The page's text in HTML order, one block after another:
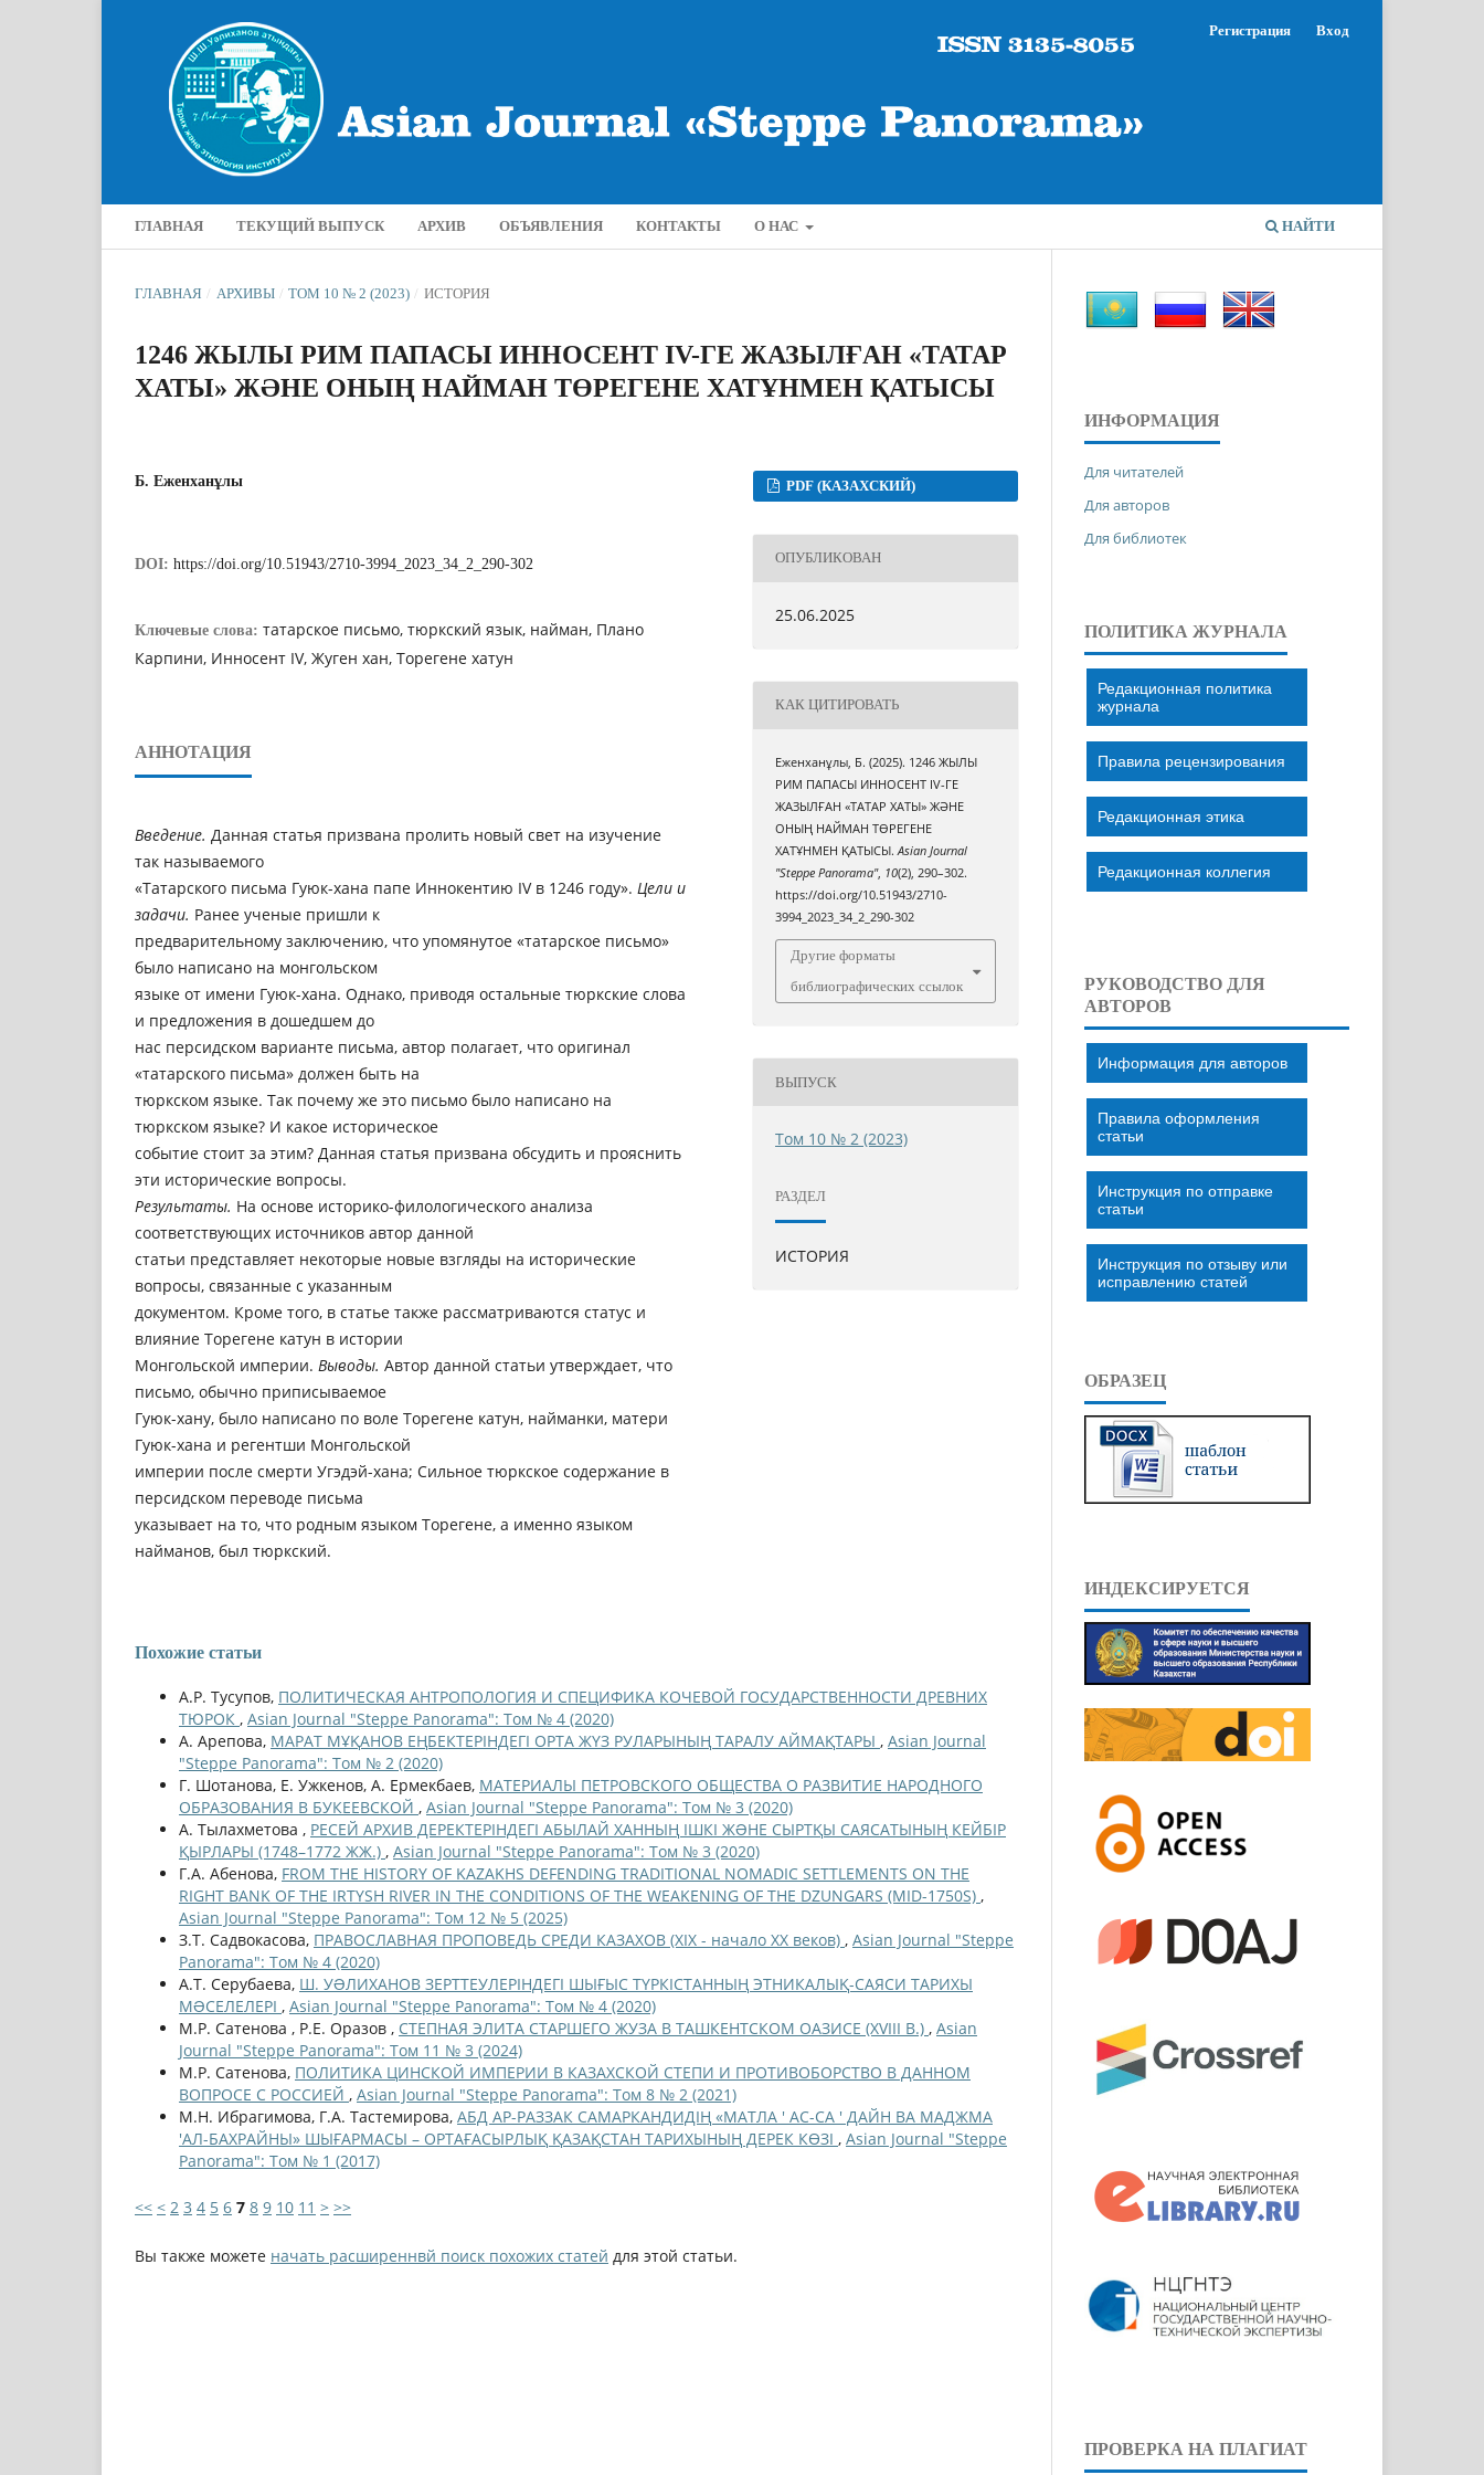
ГЛАВНАЯ ТЕКУЩИЙ ВЫПУСК АРХИВ ОБЪЯВЛЕНИЯ КОНТАКТЫ О НАС НАЙТИ
Регистрация Вход
ГЛАВНАЯ / АРХИВЫ / ТОМ 10 № 2 (2023) / ИСТОРИЯ
1246 ЖЫЛЫ РИМ ПАПАСЫ ИННОСЕНТ IV-ГЕ ЖАЗЫЛҒАН «ТАТАР
ХАТЫ» ЖӘНЕ ОНЫҢ НАЙМАН ТӨРЕГЕНЕ ХАТҰНМЕН ҚАТЫСЫ
Б. Еженханұлы
DOI: https://doi.org/10.51943/2710-3994_2023_34_2_290-302
Ключевые слова: татарское письмо, тюркский язык, найман, Плано
Карпини, Инносент IV, Жуген хан, Торегене хатун
АННОТАЦИЯ
Введение. Данная статья призвана пролить новый свет на изучение
так называемого
«Татарского письма Гуюк-хана папе Иннокентию IV в 1246 году». Цели и
задачи. Ранее ученые пришли к
предварительному заключению, что упомянутое «татарское письмо»
было написано на монгольском
языке от имени Гуюк-хана. Однако, приводя остальные тюркские слова
и предложения в дошедшем до
нас персидском варианте письма, автор полагает, что оригинал
«татарского письма» должен быть на
тюркском языке. Так почему же это письмо было написано на
тюркском языке? И какое историческое
событие стоит за этим? Данная статья призвана обсудить и прояснить
эти исторические вопросы.
Результаты. На основе историко-филологического анализа
соответствующих источников автор данной
статьи представляет некоторые новые взгляды на исторические
вопросы, связанные с указанным
документом. Кроме того, в статье также рассматриваются статус и
влияние Торегене катун в истории
Монгольской империи. Выводы. Автор данной статьи утверждает, что
письмо, обычно приписываемое
Гуюк-хану, было написано по воле Торегене катун, найманки, матери
Гуюк-хана и регентши Монгольской
империи после смерти Угэдэй-хана; Сильное тюркское содержание в
персидском переводе письма
указывает на то, что родным языком Торегене, а именно языком
найманов, был тюркский.
PDF (КАЗАХСКИЙ)
ОПУБЛИКОВАН
25.06.2025
КАК ЦИТИРОВАТЬ
Еженханұлы, Б. (2025). 1246 ЖЫЛЫ
РИМ ПАПАСЫ ИННОСЕНТ IV-ГЕ
ЖАЗЫЛҒАН «ТАТАР ХАТЫ» ЖӘНЕ
ОНЫҢ НАЙМАН ТӨРЕГЕНЕ
ХАТҰНМЕН ҚАТЫСЫ.Asian Journal
"Steppe Panorama", 10(2), 290–302.
https://doi.org/10.51943/2710-
3994_2023_34_2_290-302
Другие форматы
библиографических ссылок
ВЫПУСК
Том 10 № 2 (2023)
РАЗДЕЛ
ИСТОРИЯ
Похожие статьи
А.Р. Тусупов, ПОЛИТИЧЕСКАЯ АНТРОПОЛОГИЯ И СПЕЦИФИКА КОЧЕВОЙ ГОСУДАРСТВЕННОСТИ ДРЕВНИХ
ТЮРОК , Asian Journal "Steppe Panorama": Том № 4 (2020)
А. Арепова, МАРАТ МҰҚАНОВ ЕҢБЕКТЕРІНДЕГІ ОРТА ЖҮЗ РУЛАРЫНЫҢ ТАРАЛУ АЙМАҚТАРЫ , Asian Journal
"Steppe Panorama": Том № 2 (2020)
Г. Шотанова, Е. Ужкенов, А. Ермекбаев, МАТЕРИАЛЫ ПЕТРОВСКОГО ОБЩЕСТВА О РАЗВИТИЕ НАРОДНОГО
ОБРАЗОВАНИЯ В БУКЕЕВСКОЙ , Asian Journal "Steppe Panorama": Том № 3 (2020)
А. Тылахметова , РЕСЕЙ АРХИВ ДЕРЕКТЕРІНДЕГІ АБЫЛАЙ ХАННЫҢ ІШКІ ЖƏНЕ СЫРТҚЫ САЯСАТЫНЫҢ КЕЙБІР
ҚЫРЛАРЫ (1748–1772 ЖЖ.) , Asian Journal "Steppe Panorama": Том № 3 (2020)
Г.А. Абенова, FROM THE HISTORY OF KAZAKHS DEFENDING TRADITIONAL NOMADIC SETTLEMENTS ON THE
RIGHT BANK OF THE IRTYSH RIVER IN THE CONDITIONS OF THE WEAKENING OF THE DZUNGARS (MID-1750S) ,
Asian Journal "Steppe Panorama": Том 12 № 5 (2025)
З.Т. Садвокасова, ПРАВОСЛАВНАЯ ПРОПОВЕДЬ СРЕДИ КАЗАХОВ (XIX - начало XX веков) , Asian Journal "Steppe
Panorama": Том № 4 (2020)
А.Т. Серубаева, Ш. УƏЛИХАНОВ ЗЕРТТЕУЛЕРІНДЕГІ ШЫҒЫС ТҮРКІСТАННЫҢ ЭТНИКАЛЫҚ-САЯСИ ТАРИХЫ
МƏСЕЛЕЛЕРІ , Asian Journal "Steppe Panorama": Том № 4 (2020)
М.Р. Сатенова , Р.Е. Оразов , СТЕПНАЯ ЭЛИТА СТАРШЕГО ЖУЗА В ТАШКЕНТСКОМ ОАЗИСЕ (XVIII В.) , Asian
Journal "Steppe Panorama": Том 11 № 3 (2024)
М.Р. Сатенова, ПОЛИТИКА ЦИНСКОЙ ИМПЕРИИ В КАЗАХСКОЙ СТЕПИ И ПРОТИВОБОРСТВО В ДАННОМ
ВОПРОСЕ С РОССИЕЙ , Asian Journal "Steppe Panorama": Том 8 № 2 (2021)
М.Н. Ибрагимова, Г.А. Тастемирова, АБД АР-РАЗЗАК САМАРКАНДИДІҢ «МАТЛА ' АС-СА ' ДАЙН ВА МАДЖМА
'АЛ-БАХРАЙНЫ» ШЫҒАРМАСЫ – ОРТАҒАСЫРЛЫҚ ҚАЗАҚСТАН ТАРИХЫНЫҢ ДЕРЕК КӨЗІ , Asian Journal "Steppe
Panorama": Том № 1 (2017)
<< < 2 3 4 5 6 7 8 9 10 11 > >>
Вы также можете начать расширеннвй поиск похожих статей для этой статьи.
ИНФОРМАЦИЯ
Для читателей
Для авторов
Для библиотек
ПОЛИТИКА ЖУРНАЛА
Редакционная политика
журнала
Правила рецензирования
Редакционная этика
Редакционная коллегия
РУКОВОДСТВО ДЛЯ
АВТОРОВ
Информация для авторов
Правила оформления
статьи
Инструкция по отправке
статьи
Инструкция по отзыву или
исправлению статей
ОБРАЗЕЦ
ИНДЕКСИРУЕТСЯ
ПРОВЕРКА НА ПЛАГИАТ